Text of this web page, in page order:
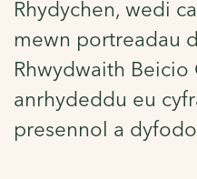
Rhydychen, wedi
mewn portreadau
Rhwydwaith
anrhydeddu eu
presennol a